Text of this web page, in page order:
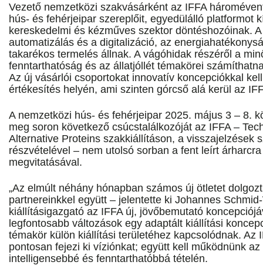
Vezető nemzetközi szakvásárként az IFFA
hús- és fehérjeipar szereplőit, egyedülálló platformot
kereskedelmi és kézműves szektor döntéshozóinak.
automatizálás és a digitalizáció, az
takarékos termelés állnak. A vágóhidak részéről a
fenntarthatóság és az állatjóllét témakörei
Az új vásárlói csoportokat innovatív koncepciókkal
értékesítés helyén, ami szinten górcső alá kerül az
A nemzetközi hús- és fehérjeipar 2025. május 3 – 8.
meg soron következő csúcstalálkozóját az IFFA –
Alternative Proteins szakkiállításon, a visszajelzések
részvételével – nem utolsó sorban a fent leírt
megvitatásával.
„Az elmúlt néhány hónapban számos új ötletet
partnereinkkel együtt – jelentette ki Johannes
kiállításigazgató az IFFA új, jövőbemutató
legfontosabb változások egy adaptált kiállítási
témakör külön kiállítási területéhez kapcsolódnak. Az
pontosan fejezi ki víziónkat; együtt kell működnünk
intelligensebbé és fenntarthatóbbá tételén.